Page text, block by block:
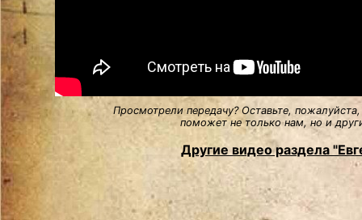
Просмотрели передачу? Оставьте,
поможет не только нам, но и
Другие видео раздела